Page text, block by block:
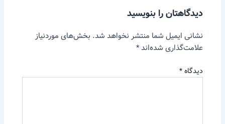
دیدگاهتان را بنویسید
نشانی ایمیل شما منتشر نخواهد شد. بخش‌های موردنیاز
علامت‌گذاری شده‌اند*
دیدگاه*